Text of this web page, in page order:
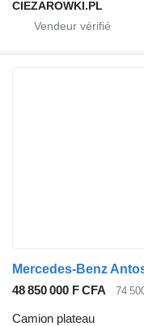
CIEZAROWKI.PL
48 850 000 F CFA 74
Camion plateau